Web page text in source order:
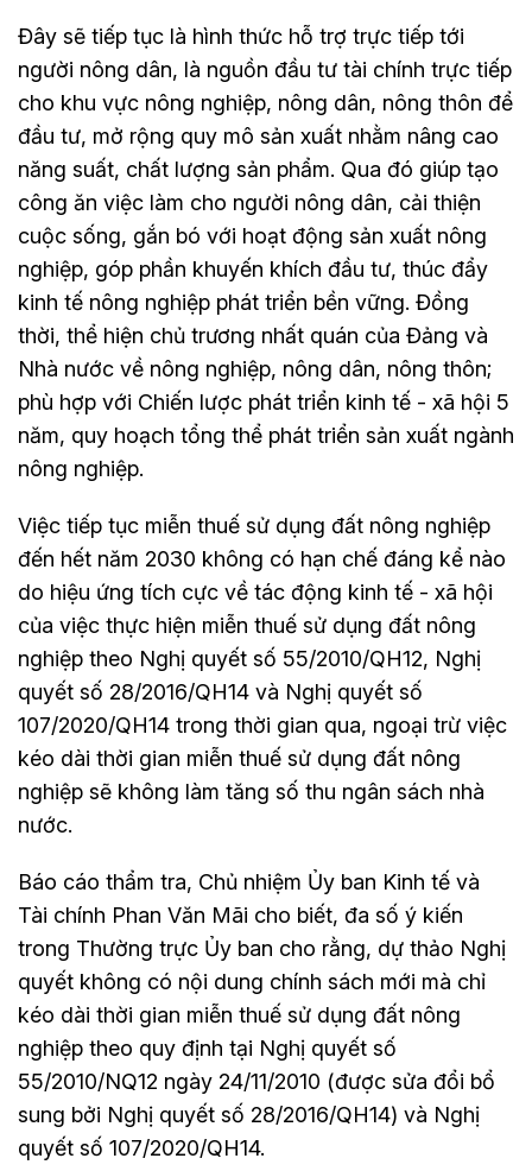
Đây sẽ tiếp tục là hình thức hỗ trợ trực tiếp tới
người nông dân, là nguồn đầu tư tài chính trực tiếp
cho khu vực nông nghiệp, nông dân, nông thôn để
đầu tư, mở rộng quy mô sản xuất nhằm nâng cao
năng suất, chất lượng sản phẩm. Qua đó giúp tạo
công ăn việc làm cho người nông dân, cải thiện
cuộc sống, gắn bó với hoạt động sản xuất nông
nghiệp, góp phần khuyến khích đầu tư, thúc đẩy
kinh tế nông nghiệp phát triển bền vững. Đồng
thời, thể hiện chủ trương nhất quán của Đảng và
Nhà nước về nông nghiệp, nông dân, nông thôn;
phù hợp với Chiến lược phát triển kinh tế - xã hội 5
năm, quy hoạch tổng thể phát triển sản xuất ngành
nông nghiệp.
Việc tiếp tục miễn thuế sử dụng đất nông nghiệp
đến hết năm 2030 không có hạn chế đáng kể nào
do hiệu ứng tích cực về tác động kinh tế - xã hội
của việc thực hiện miễn thuế sử dụng đất nông
nghiệp theo Nghị quyết số 55/2010/QH12, Nghị
quyết số 28/2016/QH14 và Nghị quyết số
107/2020/QH14 trong thời gian qua, ngoại trừ việc
kéo dài thời gian miễn thuế sử dụng đất nông
nghiệp sẽ không làm tăng số thu ngân sách nhà
nước.
Báo cáo thẩm tra, Chủ nhiệm Ủy ban Kinh tế và
Tài chính Phan Văn Mãi cho biết, đa số ý kiến
trong Thường trực Ủy ban cho rằng, dự thảo Nghị
quyết không có nội dung chính sách mới mà chỉ
kéo dài thời gian miễn thuế sử dụng đất nông
nghiệp theo quy định tại Nghị quyết số
55/2010/NQ12 ngày 24/11/2010 (được sửa đổi bổ
sung bởi Nghị quyết số 28/2016/QH14) và Nghị
quyết số 107/2020/QH14.